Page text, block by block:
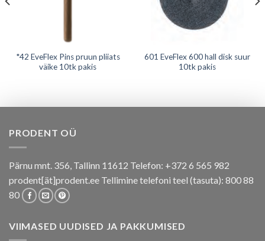
*42 EveFlex Pins pruun pliiats
väike 10tk pakis
601 EveFlex 600 hall disk suur
10tk pakis
PRODENT OÜ
Pärnu mnt. 356, Tallinn 11612 Telefon: +372 6 565 982
prodent[ät]prodent.ee Tellimine telefoni teel (tasuta): 800 88
80
VIIMASED UUDISED JA PAKKUMISED